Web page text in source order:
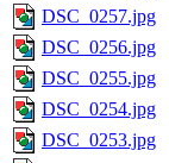
DSC_0257.jpg
DSC_0256.jpg
DSC_0255.jpg
DSC_0254.jpg
DSC_0253.jpg